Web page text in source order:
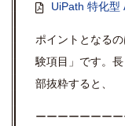
UiPath 特化型
ポイントとなる
験項目」です。
部抜粋すると、
ーーーーーーー